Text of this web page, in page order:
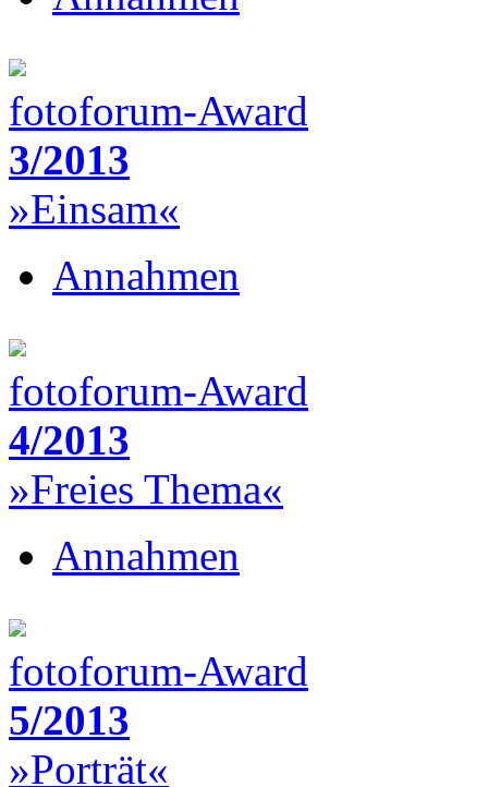
fotoforum-Award
3/2013
»Einsam«
Annahmen
fotoforum-Award
4/2013
»Freies Thema«
Annahmen
fotoforum-Award
5/2013
»Porträt«